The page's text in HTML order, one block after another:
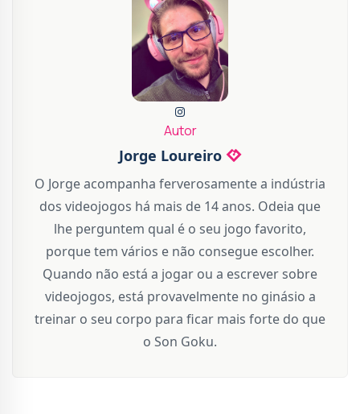
Autor
Jorge Loureiro
O Jorge acompanha ferverosamente a indústria
dos videojogos há mais de 14 anos. Odeia que
lhe perguntem qual é o seu jogo favorito,
porque tem vários e não consegue escolher.
Quando não está a jogar ou a escrever sobre
videojogos, está provavelmente no ginásio a
treinar o seu corpo para ficar mais forte do que
o Son Goku.